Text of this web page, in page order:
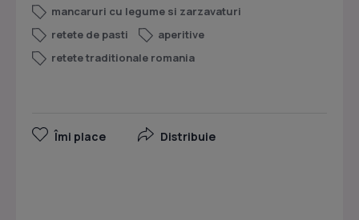
mancaruri cu legume si zarzavaturi
retete de pasti
aperitive
retete traditionale romania
Îmi place Distribuie